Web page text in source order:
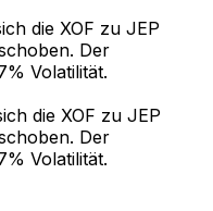
die XOF zu JEP
Der
Volatilität.
die XOF zu JEP
Der
Volatilität.